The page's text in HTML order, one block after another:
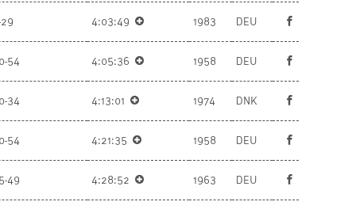
4:03:49 1983 DEU
54 4:05:36 1958 DEU
34 4:13:01 1974 DNK
54 4:21:35 1958 DEU
49 4:28:52 1963 DEU